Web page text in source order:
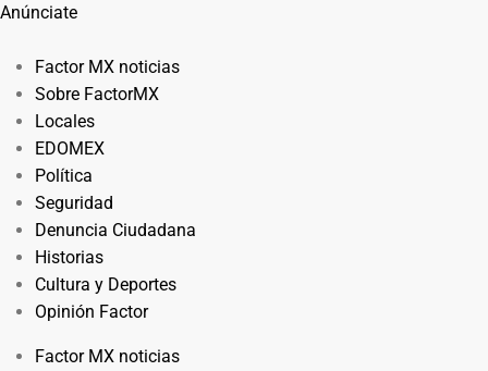
Anúnciate
Factor MX noticias
Sobre FactorMX
Locales
EDOMEX
Política
Seguridad
Denuncia Ciudadana
Historias
Cultura y Deportes
Opinión Factor
Factor MX noticias